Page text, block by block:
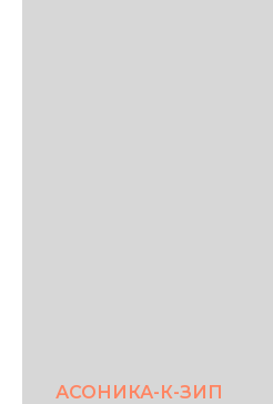
АСОНИКА-К-ЗИП